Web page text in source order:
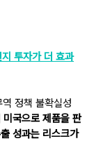
투자가 더 효과
정책 불확실성
미국으로 제품을 판
성과는 리스크가